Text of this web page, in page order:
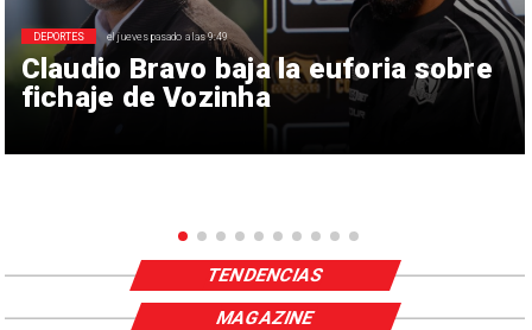
Claudio Bravo baja la euforia sobre
fichaje de Vozinha
DEPORTES el jueves pasado a las 9:49
TENDENCIAS
MAGAZINE